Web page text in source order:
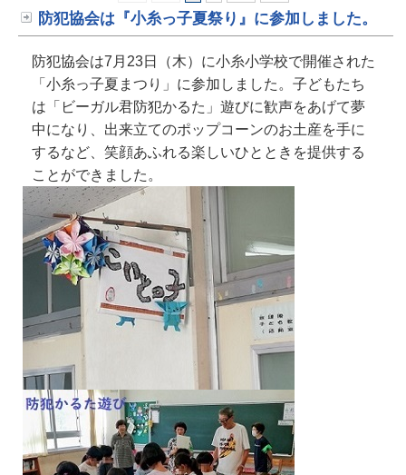
防犯協会は『小糸っ子夏祭り』に参加しました。
防犯協会は7月23日（木）に小糸小学校で開催された
「小糸っ子夏まつり」に参加しました。子どもたち
は「ビーガル君防犯かるた」遊びに歓声をあげて夢
中になり、出来立てのポップコーンのお土産を手に
するなど、笑顔あふれる楽しいひとときを提供する
ことができました。